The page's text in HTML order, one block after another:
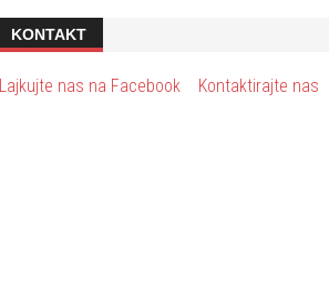
KONTAKT
Lajkujte nas na Facebook Kontaktirajte nas